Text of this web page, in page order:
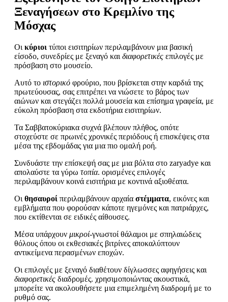
Ξεναγήσεων στο Κρεμλίνο της
Μόσχας
Οι κύριοι τύποι εισιτηρίων περιλαμβάνουν μια βασική
είσοδο, συνεδρίες με ξεναγό και διαφορετικές επιλογές με
πρόσβαση στο μουσείο.
Αυτό το ιστορικό φρούριο, που βρίσκεται στην καρδιά της
πρωτεύουσας, σας επιτρέπει να νιώσετε το βάρος των
αιώνων και στεγάζει πολλά μουσεία και επίσημα γραφεία, με
εύκολη πρόσβαση στα εκδοτήρια εισιτηρίων.
Τα Σαββατοκύριακα συχνά βλέπουν πλήθος, οπότε
στοχεύστε σε πρωινές χρονικές περιόδους ή επισκέψεις στα
μέσα της εβδομάδας για μια πιο ομαλή ροή.
Συνδυάστε την επίσκεψή σας με μια βόλτα στο zaryadye και
απολαύστε τα γύρω τοπία. ορισμένες επιλογές
περιλαμβάνουν κοινά εισιτήρια με κοντινά αξιοθέατα.
Οι θησαυροί περιλαμβάνουν αρχαία στέμματα, εικόνες και
εμβλήματα που φορούσαν κάποτε ηγεμόνες και πατριάρχες,
που εκτίθενται σε ειδικές αίθουσες.
Μέσα υπάρχουν μικροί-γνωστοί θάλαμοι με σπηλαιώδεις
θόλους όπου οι εκθεσιακές βιτρίνες αποκαλύπτουν
αντικείμενα περασμένων εποχών.
Οι επιλογές με ξεναγό διαθέτουν δίγλωσσες αφηγήσεις και
διαφορετικές διαδρομές. χρησιμοποιώντας ακουστικά,
μπορείτε να ακολουθήσετε μια επιμελημένη διαδρομή με το
ρυθμό σας.